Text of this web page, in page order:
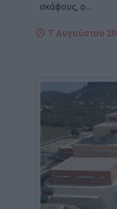
σκάφους, ο…
7 Αυγούστου